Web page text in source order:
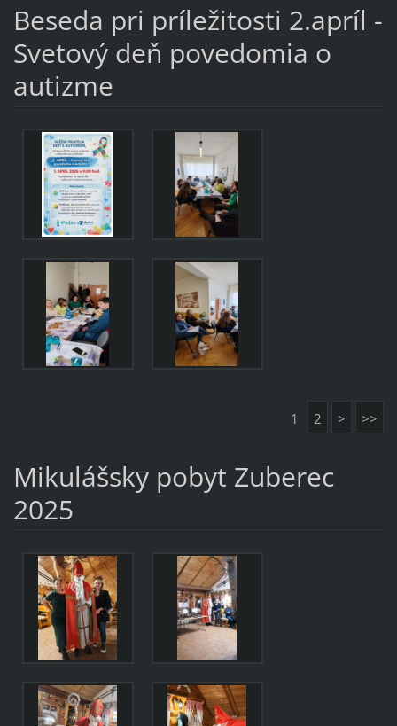
Beseda pri príležitosti 2.apríl -
Svetový deň povedomia o
autizme
1 2 > >>
Mikulášsky pobyt Zuberec
2025